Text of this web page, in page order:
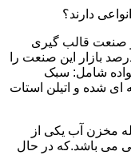
دارند؟
صنعت قالب گیری
از آن استفاده می شود و مقدار 85 درصد بازار این صنعت را
شامل: سبک
شده و اتیلن استات
مخزن آب یکی از
می باشد.که در حال